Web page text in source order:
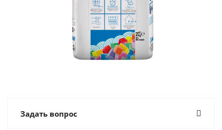
Задать вопрос